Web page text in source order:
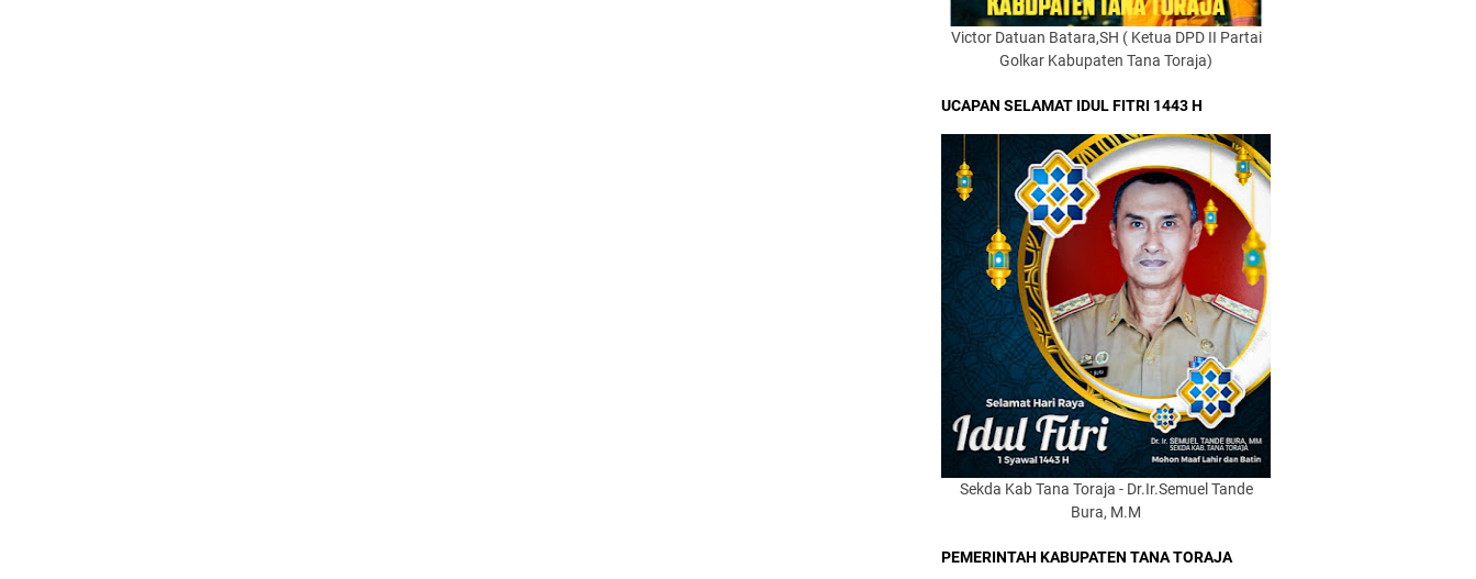
Victor Datuan Batara,SH ( Ketua DPD II Partai
Golkar Kabupaten Tana Toraja)
UCAPAN SELAMAT IDUL FITRI 1443 H
Sekda Kab Tana Toraja - Dr.Ir.Semuel Tande
Bura, M.M
PEMERINTAH KABUPATEN TANA TORAJA